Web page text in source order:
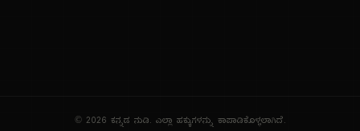
© 2026 ಕನ್ನಡ ನುಡಿ. ಎಲ್ಲಾ ಹಕ್ಕುಗಳನ್ನು ಕಾಪಾಡಿಕೊಳ್ಳಲಾಗಿದೆ.